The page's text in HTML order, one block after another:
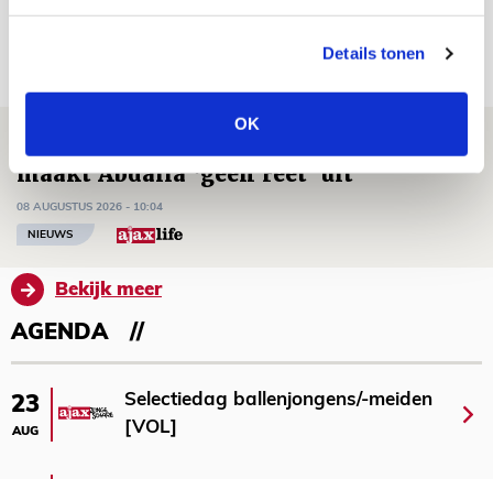
Details tonen
OK
jij aan nieuw eredivisieseizoen?
maakt Abdalla ‘geen reet’ uit
08 AUGUSTUS 2026 - 10:04
NIEUWS
Bekijk meer
AGENDA
23
AUG
Selectiedag ballenjongens/-meiden
[VOL]